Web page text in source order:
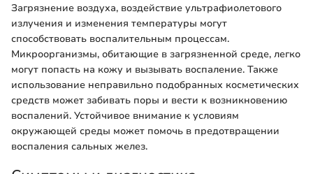
Загрязнение воздуха, воздействие ультрафиолетового
излучения и изменения температуры могут
способствовать воспалительным процессам.
Микроорганизмы, обитающие в загрязненной среде, легко
могут попасть на кожу и вызывать воспаление. Также
использование неправильно подобранных косметических
средств может забивать поры и вести к возникновению
воспалений. Устойчивое внимание к условиям
окружающей среды может помочь в предотвращении
воспаления сальных желез.